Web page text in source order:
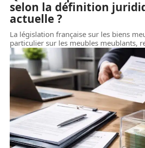
selon la définition
actuelle ?
La législation française sur les biens
particulier sur les meubles meublants,